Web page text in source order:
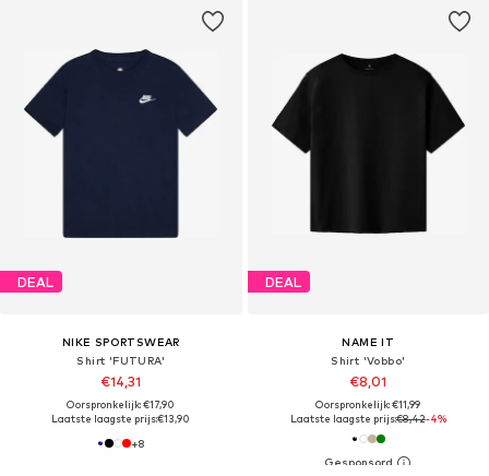
DEAL
NIKE SPORTSWEAR
Shirt 'FUTURA'
€14,31
Oorspronkelijk: €17,90
Laatste laagste prijs:€13,90
+8
DEAL
NAME IT
Shirt 'Vobbo'
€8,01
Oorspronkelijk: €11,99
Laatste laagste prijs:€8,42-4%